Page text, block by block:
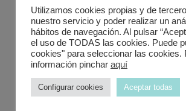
Monumentos de
Gastronomía
Murcia
Servicios de
Utilizamos cookies propias y de
nuestro servicio y poder realizar un
hábitos de navegación. Al pulsar
el uso de TODAS las cookies. Puede
cookies" para seleccionar las cookies.
información pinchar aquí
Configurar cookies Aceptar todas